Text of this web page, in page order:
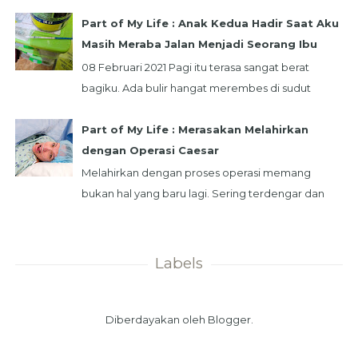
Part of My Life : Anak Kedua Hadir Saat Aku
Masih Meraba Jalan Menjadi Seorang Ibu
08 Februari 2021 Pagi itu terasa sangat berat
bagiku. Ada bulir hangat merembes di sudut
...
Part of My Life : Merasakan Melahirkan
dengan Operasi Caesar
Melahirkan dengan proses operasi memang
bukan hal yang baru lagi. Sering terdengar dan
Labels
Diberdayakan oleh Blogger.